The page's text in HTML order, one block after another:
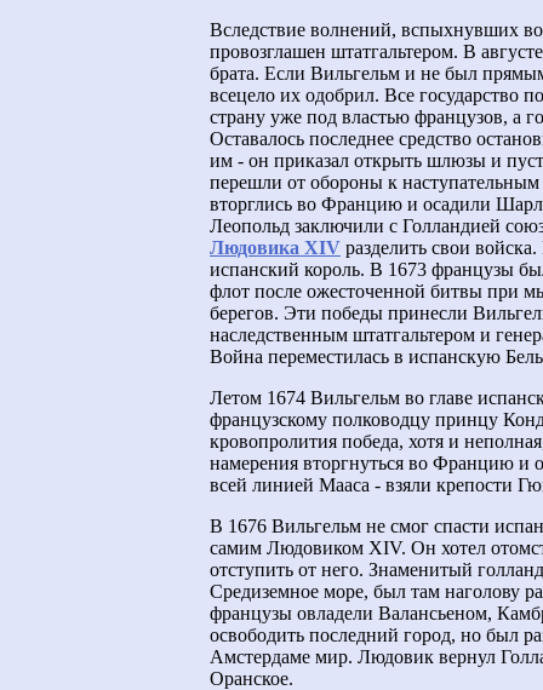
Вследствие волнений, вспыхнувших
провозглашен штатгальтером. В
брата. Если Вильгельм и не был
всецело их одобрил. Все государство
страну уже под властью французов, а
Оставалось последнее средство
им - он приказал открыть шлюзы и
перешли от обороны к
вторглись во Францию и осадили
Леопольд заключили с Голландией
Людовика XIV разделить свои
испанский король. В 1673 французы
флот после ожесточенной битвы при
берегов. Эти победы принесли
наследственным штатгальтером и
Война переместилась в испанскую
Летом 1674 Вильгельм во главе
французскому полководцу принцу
кровопролития победа, хотя и
намерения вторгнуться во Францию и
всей линией Мааса - взяли крепости
В 1676 Вильгельм не смог спасти
самим Людовиком XIV. Он хотел
отступить от него. Знаменитый
Средиземное море, был там наголову
французы овладели Валансьеном,
освободить последний город, но был
Амстердаме мир. Людовик вернул
Оранское.